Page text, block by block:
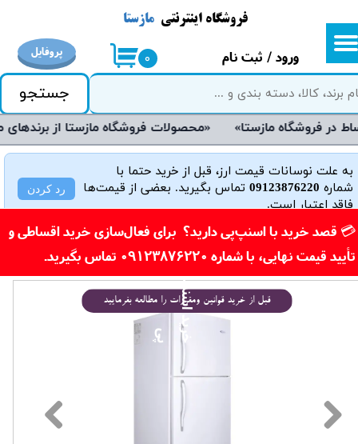
جستجو
۰ ورود / ثبت نام
حساب کاربری من
تغییر گذر واژه
سفارشات
خروج از حساب کاربری
فروشگاه اینترنتی مازستا
«محصولات فروشگاه مازستا از برندهای معتبر و روز دنیا می‌باشند و دارای گارانتی هستند»
به علت نوسانات قیمت ارز، قبل از خرید حتما با
شماره 09123876220تماس بگیرید. بعضی از قیمت‌ها
فاقد اعتبار است.
رد کردن
پروفایل
​💳 قصد خرید با اسنپ‌پی دارید؟ برای فعال‌سازی خرید اقساطی و
تأیید قیمت نهایی، با شماره 09123876220 تماس بگیرید.​​​​​​​
قبل از خرید قوانین ومقررات را مطالعه بفرمایید
خ ر ی
د
ا
س
ن
پ
پ ی